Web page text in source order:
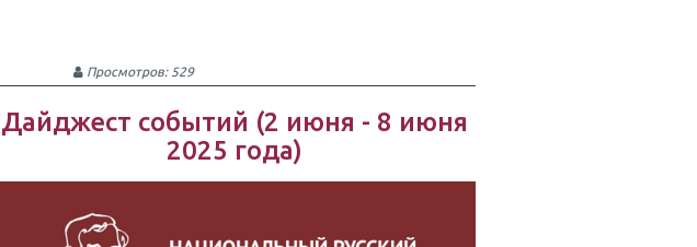
Просмотров: 529
Дайджест событий (2 июня - 8 июня
2025 года)